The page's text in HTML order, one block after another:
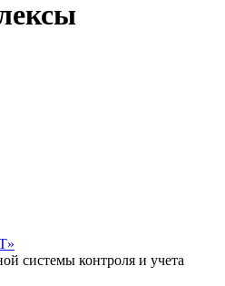
системы контроля и учета